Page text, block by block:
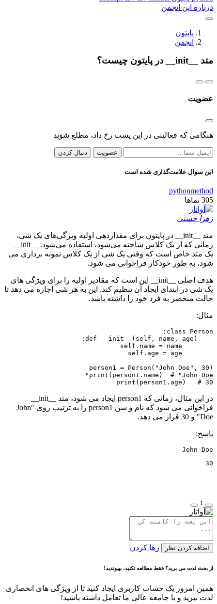
درباره این انجمن
پایتون
انجمن
متد __init__ در پایتون چیست؟
عضویت
هنگامی که فعالیتی در این پست رخ داد، مطلع شوید
عضویت دنبال کردن
این سوال علامت‌گذاری شده است
pythonmethod
305 نماها
زهرا حسنی
متد __init__ در پایتون برای مقداردهی اولیه ویژگی‌های یک شی،
یک متد خاص است که وقتی یک شی از یک کلاس نمونه برداری می
شود، به طور خودکار فراخوانی می شود.
هدف اصلی __init__ این است که مقادیر اولیه را برای ویژگی های
یک شی در ابتدای ایجاد آن تنظیم کند. این به هر شی اجازه می دهد تا
حالت منحصر به فرد خود را داشته باشد.
مثال:
class Person:
person1 = Person("John Doe", 30)
print(person1.name)  # "John Doe"
print(person1.age)   # 30
فراخوانی می شود که نام و سن person1 را به ترتیب روی "John
Doe" و 30 قرار می دهد.
پاسخ:
John Doe
30
1
اضافه کردن نظر رها کردن
از بحث لذت می برید؟ فقط مطالعه نکنید، بپیوندید!
همین امروز یک حساب کاربری ایجاد کنید تا از ویژگی های انحصاری
لذت ببرید و با جامعه عالی ما تعامل داشته باشید!